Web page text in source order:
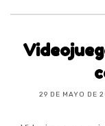
29 DE MAYO DE